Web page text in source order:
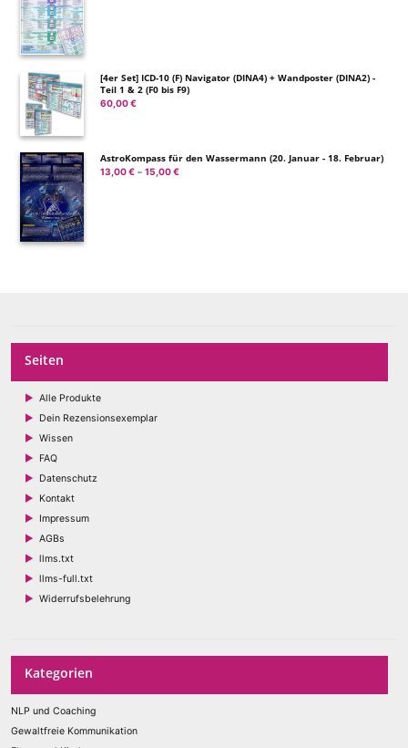
[4er Set] ICD-10 (F) Navigator (DINA4) + Wandposter (DINA2) -
Teil 1 & 2 (F0 bis F9)
60,00€
AstroKompass für den Wassermann (20. Januar - 18. Februar)
13,00€ – 15,00€Preisspanne:
Seiten
Alle Produkte
Dein Rezensionsexemplar
Wissen
FAQ
Datenschutz
Kontakt
Impressum
AGBs
llms.txt
llms-full.txt
Widerrufsbelehrung
Kategorien
NLP und Coaching
Gewaltfreie Kommunikation